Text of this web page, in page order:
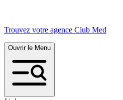
Trouvez votre agence Club Med
Ouvrir le Menu